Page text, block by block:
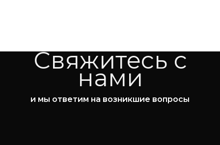
Свяжитесь с
нами
и мы ответим на возникшие вопросы